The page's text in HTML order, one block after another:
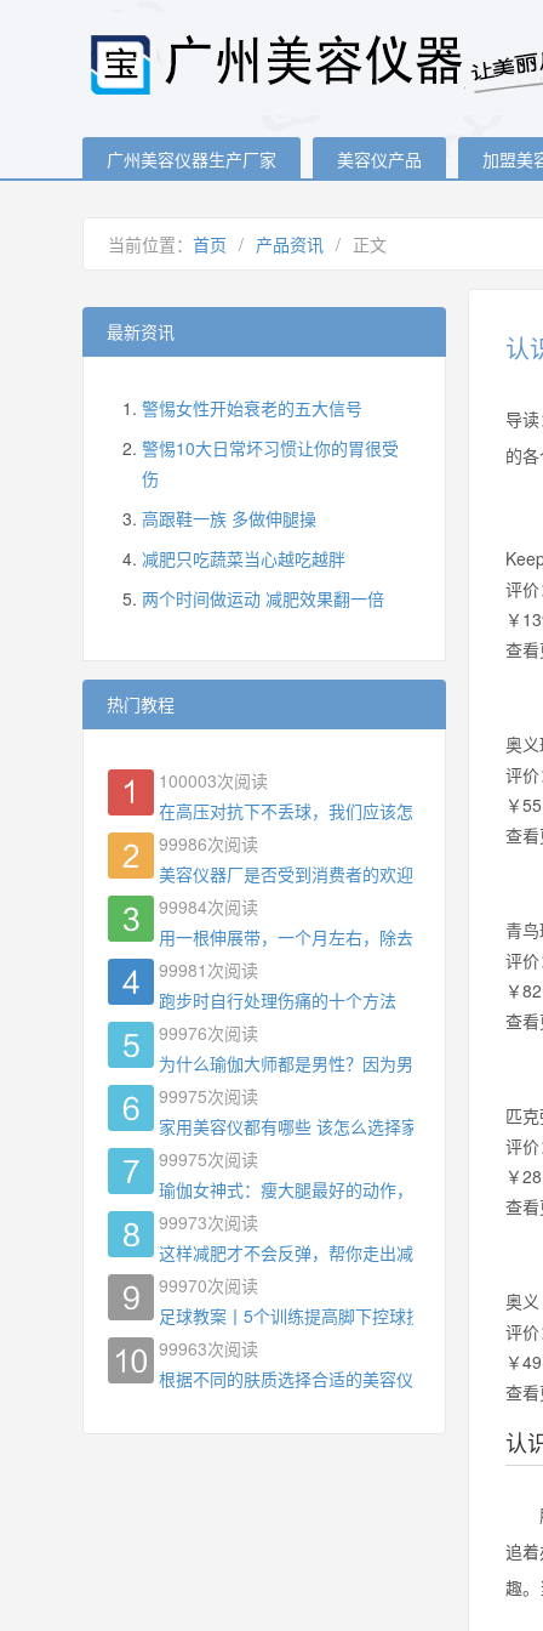
广州美容仪器生产厂家 美容仪产品 加盟美
当前位置： 首页 / 产品资讯 / 正文
认
导读
的
评价
￥
查
奥
评价
￥55
查
青
评价
￥82
查
匹
评价
￥28
查
奥
评价
￥49
查
认
肌
追
趣
最新资讯
警惕女性开始衰老的五大信号
警惕10大日常坏习惯让你的胃很受
伤
高跟鞋一族 多做伸腿操
减肥只吃蔬菜当心越吃越胖
两个时间做运动 减肥效果翻一倍
热门教程
100003次阅读
在高压对抗下不丢球，我们应该怎么练?
99986次阅读
美容仪器厂是否受到消费者的欢迎
99984次阅读
用一根伸展带，一个月左右，除去了手臂拜拜肉，
99981 次阅读
跑步时自行处理伤痛的十个方法
99976次阅读
为什么瑜伽大师都是男性？因为男权，让女性失去
99975次阅读
家用美容仪都有哪些 该怎么选择家用美容仪
99975次阅读
瑜伽女神式：瘦大腿最好的动作，没有之一，为什
99973次阅读
这样减肥才不会反弹，帮你走出减肥瓶颈
99970次阅读
足球教案丨5个训练提高脚下控球技术
99963次阅读
根据不同的肤质选择合适的美容仪器